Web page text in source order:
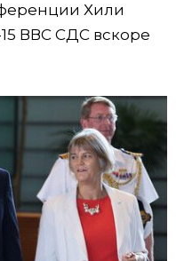
Хили
15 ВВС СДС вскоре